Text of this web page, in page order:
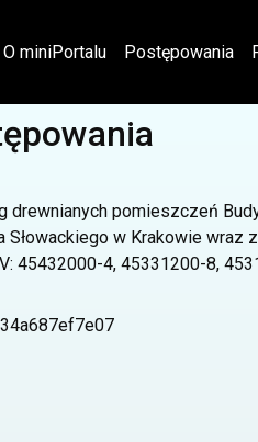
O miniPortalu Postępowania
drewnianych pomieszczeń
Słowackiego w Krakowie wraz z
45432000-4, 45331200-8,